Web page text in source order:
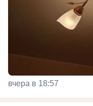
вчера в 18:57